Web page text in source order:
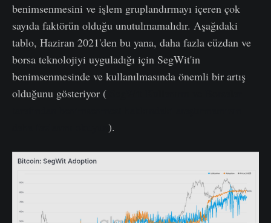
benimsenmesini ve işlem gruplandırmayı içeren çok
sayıda faktörün olduğu unutulmamalıdır. Aşağıdaki
tablo, Haziran 2021'den bu yana, daha fazla cüzdan ve
borsa teknolojiyi uyguladığı için SegWit'in
benimsenmesinde ve kullanılmasında önemli bir artış
olduğunu gösteriyor (
).